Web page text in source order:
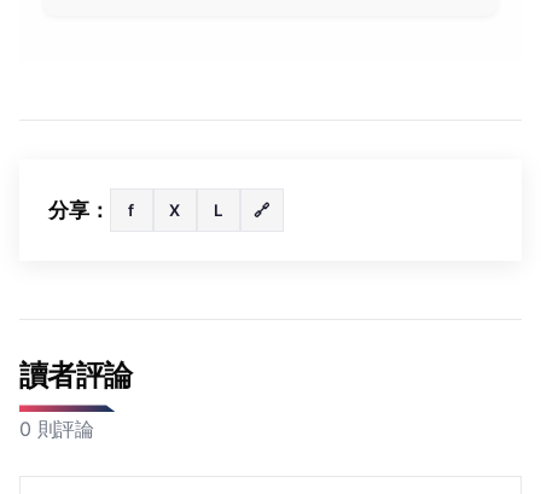
分享： f X L 🔗
讀者評論
0 則評論